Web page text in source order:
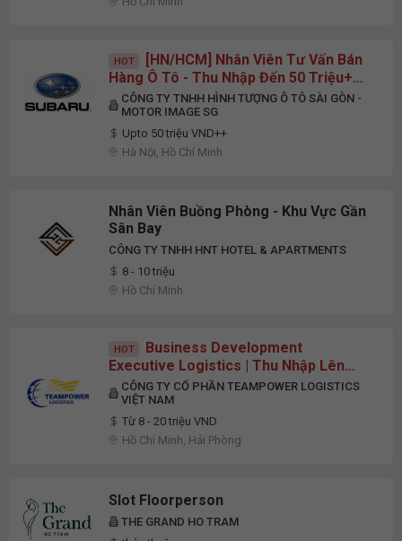
HOT
[HN/HCM] Nhân Viên Tư Vấn Bán
Hàng Ô Tô - Thu Nhập Đến 50 Triệu++,
Thử Việc 100% Lương
CÔNG TY TNHH HÌNH TƯỢNG Ô TÔ SÀI GÒN -
MOTOR IMAGE SG
Upto 50 triệu VND++
Hà Nội, Hồ Chí Minh
Nhân Viên Buồng Phòng - Khu Vực Gần
Sân Bay
CÔNG TY TNHH HNT HOTEL & APARTMENTS
8 - 10 triệu
Hồ Chí Minh
HOT
Business Development
Executive Logistics | Thu Nhập Lên
Đến 20 Triệu | Nhận Fresher
CÔNG TY CỔ PHẦN TEAMPOWER LOGISTICS
VIỆT NAM
Từ 8 - 20 triệu VND
Hồ Chí Minh, Hải Phòng
Slot Floorperson
THE GRAND HO TRAM